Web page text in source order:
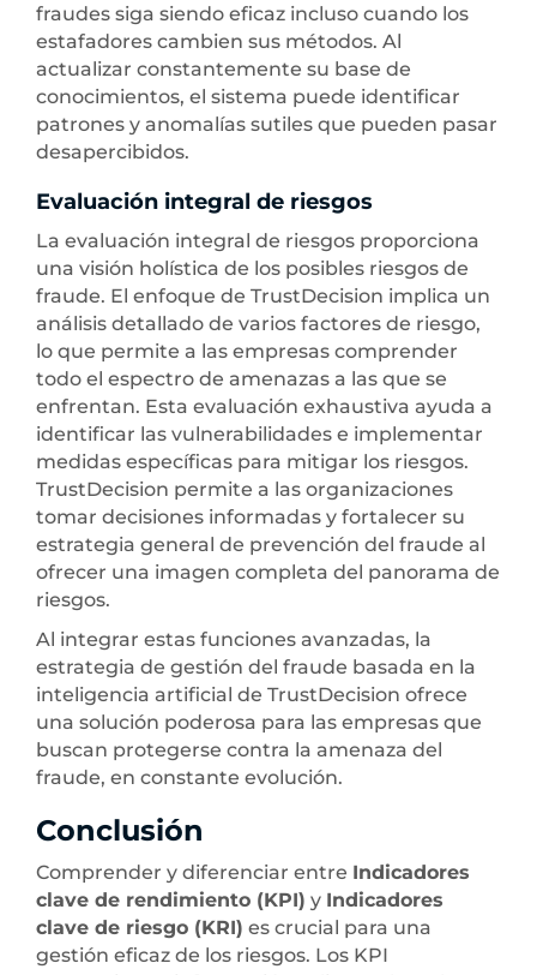
fraudes siga siendo eficaz incluso cuando los
estafadores cambien sus métodos. Al
actualizar constantemente su base de
conocimientos, el sistema puede identificar
patrones y anomalías sutiles que pueden pasar
desapercibidos.
Evaluación integral de riesgos
La evaluación integral de riesgos proporciona
una visión holística de los posibles riesgos de
fraude. El enfoque de TrustDecision implica un
análisis detallado de varios factores de riesgo,
lo que permite a las empresas comprender
todo el espectro de amenazas a las que se
enfrentan. Esta evaluación exhaustiva ayuda a
identificar las vulnerabilidades e implementar
medidas específicas para mitigar los riesgos.
TrustDecision permite a las organizaciones
tomar decisiones informadas y fortalecer su
estrategia general de prevención del fraude al
ofrecer una imagen completa del panorama de
riesgos.
Al integrar estas funciones avanzadas, la
estrategia de gestión del fraude basada en la
inteligencia artificial de TrustDecision ofrece
una solución poderosa para las empresas que
buscan protegerse contra la amenaza del
fraude, en constante evolución.
Conclusión
Comprender y diferenciar entre Indicadores
clave de rendimiento (KPI) y Indicadores
clave de riesgo (KRI) es crucial para una
gestión eficaz de los riesgos. Los KPI